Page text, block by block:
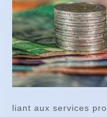
liant aux services